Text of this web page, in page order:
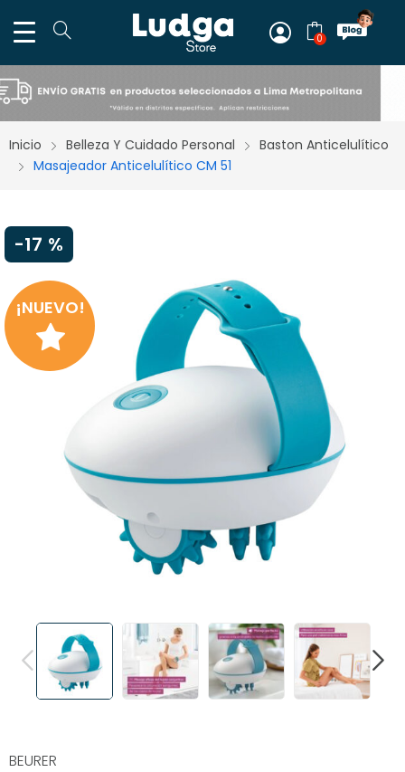
0
Inicio Belleza Y Cuidado Personal
Baston Anticelulítico
Masajeador Anticelulítico CM 51
-17 %
¡NUEVO!
PREVIOUS NEXT
BEURER